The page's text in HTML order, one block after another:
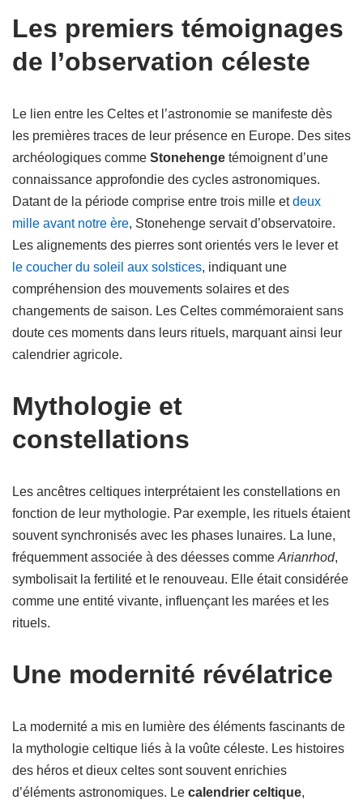
Les premiers témoignages
de l’observation céleste
Le lien entre les Celtes et l’astronomie se manifeste dès
les premières traces de leur présence en Europe. Des sites
archéologiques comme Stonehenge témoignent d’une
connaissance approfondie des cycles astronomiques.
Datant de la période comprise entre trois mille etdeux
mille avant notre ère, Stonehenge servait d’observatoire.
Les alignements des pierres sont orientés vers le lever et
le coucher du soleil aux solstices, indiquant une
compréhension des mouvements solaires et des
changements de saison. Les Celtes commémoraient sans
doute ces moments dans leurs rituels, marquant ainsi leur
calendrier agricole.
Mythologie et
constellations
Les ancêtres celtiques interprétaient les constellations en
fonction de leur mythologie. Par exemple, les rituels étaient
souvent synchronisés avec les phases lunaires. La lune,
fréquemment associée à des déesses comme Arianrhod,
symbolisait la fertilité et le renouveau. Elle était considérée
comme une entité vivante, influençant les marées et les
rituels.
Une modernité révélatrice
La modernité a mis en lumière des éléments fascinants de
la mythologie celtique liés à la voûte céleste. Les histoires
des héros et dieux celtes sont souvent enrichies
d’éléments astronomiques. Le calendrier celtique,